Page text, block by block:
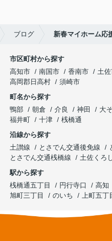
ブログ 新春マイホーム応
市区町村から探す
高知市
南国市 香南市 土
高岡郡日高村
須崎市
町名から探す
鴨部
朝倉 介良 神田 大
福井町
十津
桟橋通
沿線から探す
土讃線
とさでん交通後免線
とさでん交通桟橋線
土佐くろ
駅から探す
桟橋通五丁目
円行寺口 高知
旭町三丁目
のいち 上町五丁